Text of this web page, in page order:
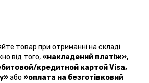
товар при отриманні на складі
від того, «накладений платіж»,
кредитной картой Visa,
або »оплата на безготівковий